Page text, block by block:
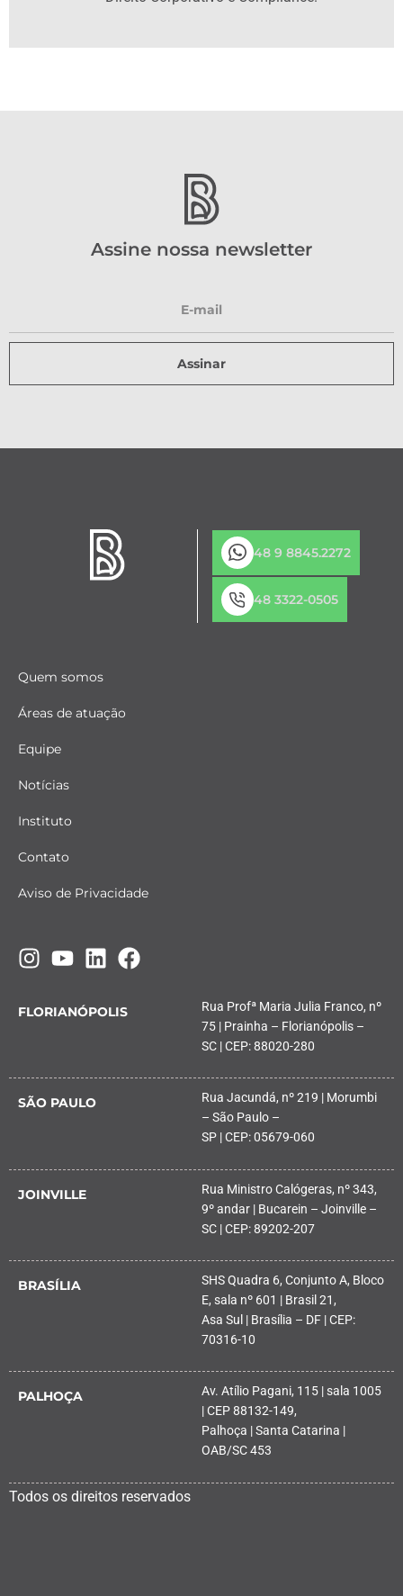
Assine nossa newsletter
Assinar
48 9 8845.2272
48 3322-0505
Quem somos
Áreas de atuação
Equipe
Notícias
Instituto
Contato
Aviso de Privacidade
FLORIANÓPOLIS
Rua Profª Maria Julia Franco, nº
75 | Prainha – Florianópolis –
SC | CEP: 88020-280
SÃO PAULO
Rua Jacundá, nº 219 | Morumbi
– São Paulo –
SP | CEP: 05679-060
JOINVILLE
Rua Ministro Calógeras, nº 343,
9º andar | Bucarein – Joinville –
SC | CEP: 89202-207
BRASÍLIA
SHS Quadra 6, Conjunto A, Bloco
E, sala nº 601 | Brasil 21,
Asa Sul | Brasília – DF | CEP:
70316-10
PALHOÇA
Av. Atílio Pagani, 115 | sala 1005
| CEP 88132-149,
Palhoça | Santa Catarina |
OAB/SC 453
Todos os direitos reservados